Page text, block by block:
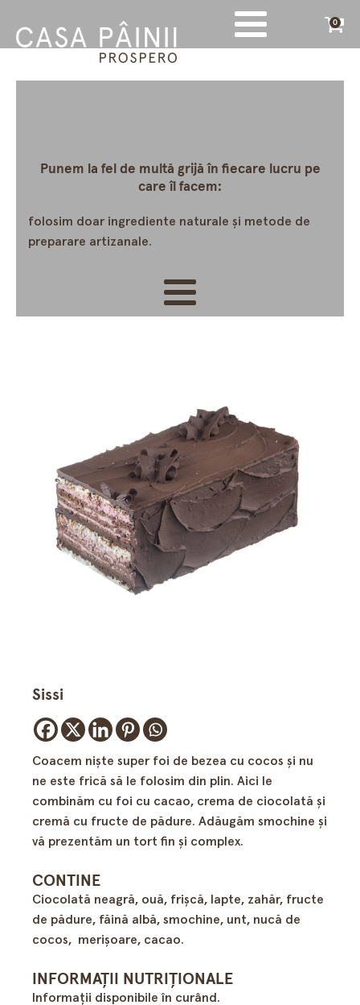
0
Punem la fel de multă grijă în fiecare lucru pe
care îl facem:
folosim doar ingrediente naturale și metode de
preparare artizanale.
Sissi
Coacem nişte super foi de bezea cu cocos şi nu
ne este frică să le folosim din plin. Aici le
combinăm cu foi cu cacao, crema de ciocolată şi
cremă cu fructe de pădure. Adăugăm smochine şi
vă prezentăm un tort fin şi complex.
CONTINE
Ciocolată neagră, ouă, frişcă, lapte, zahăr, fructe
de pădure, făină albă, smochine, unt, nucă de
cocos, merişoare, cacao.
INFORMAȚII NUTRIȚIONALE
Informații disponibile în curând.